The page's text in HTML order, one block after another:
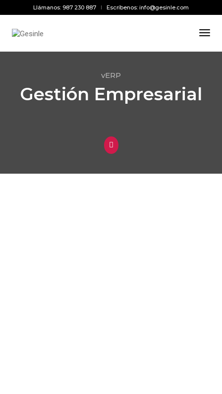
Llámanos: 987 230 887 Escríbenos: info@gesinle.com
vERP
Gestión Empresarial